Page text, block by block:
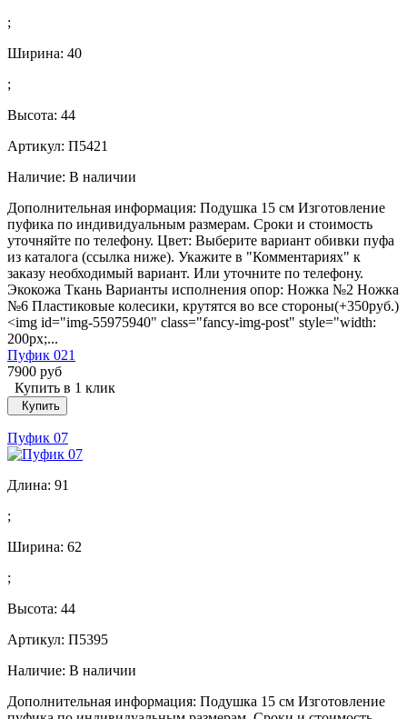
;
Ширина: 40
;
Высота: 44
Артикул: П5421
Наличие: В наличии
Дополнительная информация: Подушка 15 см Изготовление
пуфика по индивидуальным размерам. Сроки и стоимость
уточняйте по телефону. Цвет: Выберите вариант обивки пуфа
из каталога (ссылка ниже). Укажите в "Комментариях" к
заказу необходимый вариант. Или уточните по телефону.
Экокожа Ткань Варианты исполнения опор: Ножка №2 Ножка
№6 Пластиковые колесики, крутятся во все стороны(+350руб.)
<img id="img-55975940" class="fancy-img-post" style="width:
200px;...
Пуфик 021
7900 руб
Купить в 1 клик
Купить
Пуфик 07
Длина: 91
;
Ширина: 62
;
Высота: 44
Артикул: П5395
Наличие: В наличии
Дополнительная информация: Подушка 15 см Изготовление